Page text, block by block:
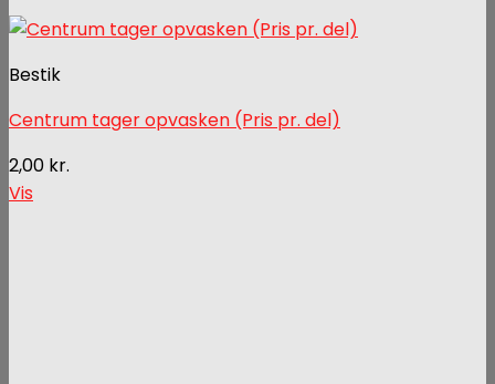
Bestik
Centrum tager opvasken (Pris pr. del)
2,00 kr.
Vis